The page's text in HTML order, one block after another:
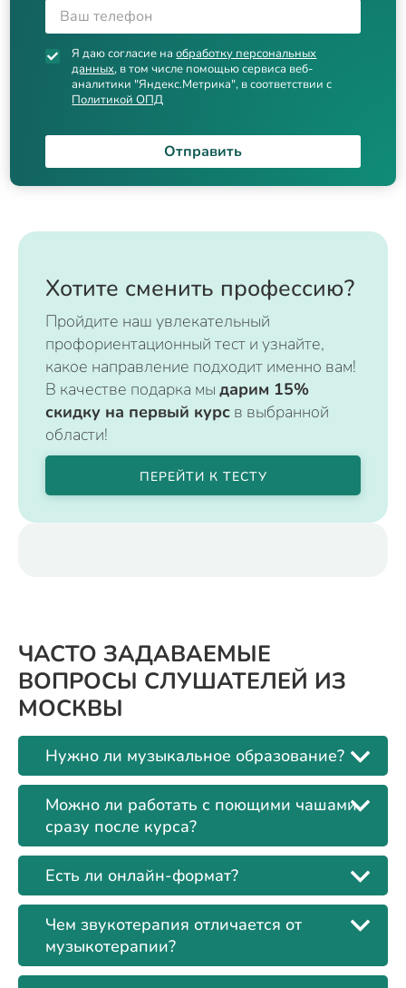
Я даю согласие наобработку персональных
данных, в том числе помощью сервиса веб-
аналитики "Яндекс.Метрика", в соответствии с
Политикой ОПД
Отправить
Хотите сменить профессию?
Пройдите наш увлекательный
профориентационный тест и узнайте,
какое направление подходит именно вам!
В качестве подарка мы дарим 15%
скидку на первый курс в выбранной
области!
ПЕРЕЙТИ К ТЕСТУ
ЧАСТО ЗАДАВАЕМЫЕ
ВОПРОСЫ СЛУШАТЕЛЕЙ ИЗ
МОСКВЫ
Нужно ли музыкальное образование?
Можно ли работать с поющими чашами
сразу после курса?
Есть ли онлайн-формат?
Чем звукотерапия отличается от
музыкотерапии?